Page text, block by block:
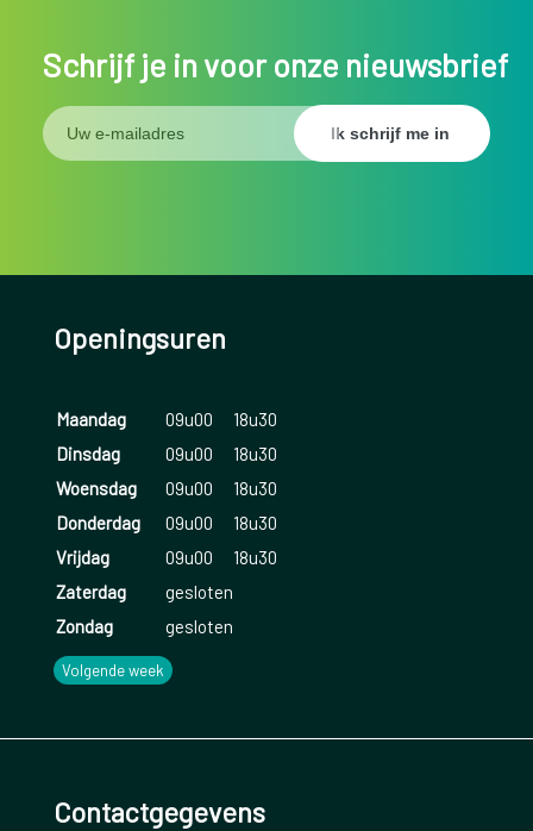
Schrijf je in voor onze nieuwsbrief
Openingsuren
Maandag 09u00
18u30
Dinsdag
09u00
18u30
Woensdag
09u00
18u30
Donderdag
09u00
18u30
Vrijdag
09u00
18u30
Zaterdag
gesloten
Zondag
gesloten
Volgende week
Contactgegevens